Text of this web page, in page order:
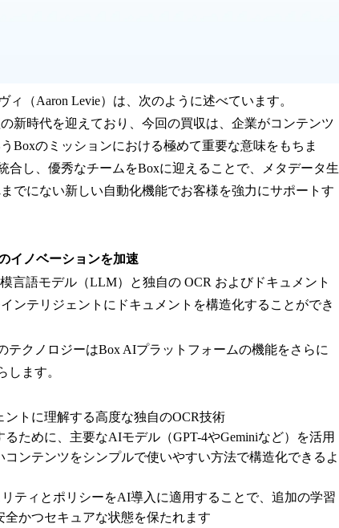
（Aaron Levie）は、次のように述べています。
新時代を迎えており、今回の買収は、企業がコンテンツ
Boxのミッションにおける極めて重要な意味をもちま
合し、優秀なチームをBoxに迎えることで、メタデータ生
でにない新しい自動化機能でお客様を強力にサポートす
イノベーションを加速
言語モデル（LLM）と独自の OCR およびドキュメント
ンテリジェントにドキュメントを構造化することができ
テクノロジーはBox AIプラットフォームの機能をさらに
します。
トに理解する高度な独自のOCR技術
ために、主要なAIモデル（GPT-4やGeminiなど）を活用
ンテンツをシンプルで使いやすい方法で構造化できるよ
ティとポリシーをAI導入に適用することで、追加の学習
かつセキュアな状態を保たれます